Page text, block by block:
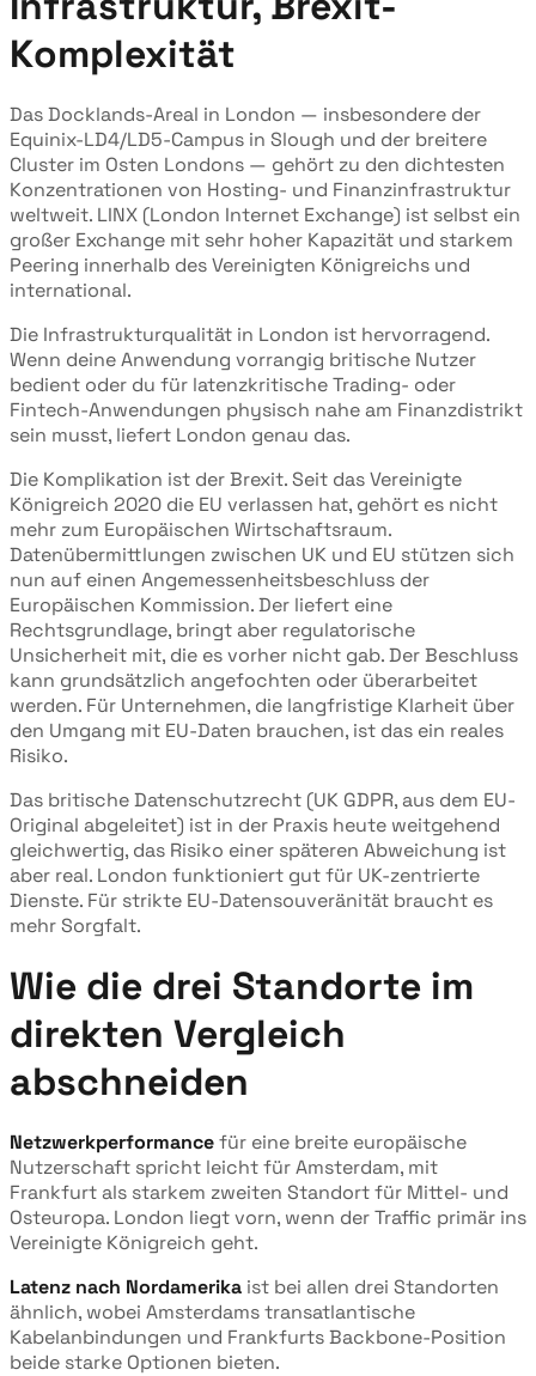
Komplexität
Das Docklands-Areal in London — insbesondere der
Equinix-LD4/LD5-Campus in Slough und der breitere
Cluster im Osten Londons — gehört zu den dichtesten
Konzentrationen von Hosting- und Finanzinfrastruktur
weltweit. LINX (London Internet Exchange) ist selbst ein
großer Exchange mit sehr hoher Kapazität und starkem
Peering innerhalb des Vereinigten Königreichs und
international.
Die Infrastrukturqualität in London ist hervorragend.
Wenn deine Anwendung vorrangig britische Nutzer
bedient oder du für latenzkritische Trading- oder
Fintech-Anwendungen physisch nahe am Finanzdistrikt
sein musst, liefert London genau das.
Die Komplikation ist der Brexit. Seit das Vereinigte
Königreich 2020 die EU verlassen hat, gehört es nicht
mehr zum Europäischen Wirtschaftsraum.
Datenübermittlungen zwischen UK und EU stützen sich
nun auf einen Angemessenheitsbeschluss der
Europäischen Kommission. Der liefert eine
Rechtsgrundlage, bringt aber regulatorische
Unsicherheit mit, die es vorher nicht gab. Der Beschluss
kann grundsätzlich angefochten oder überarbeitet
werden. Für Unternehmen, die langfristige Klarheit über
den Umgang mit EU-Daten brauchen, ist das ein reales
Risiko.
Das britische Datenschutzrecht (UK GDPR, aus dem EU-
Original abgeleitet) ist in der Praxis heute weitgehend
gleichwertig, das Risiko einer späteren Abweichung ist
aber real. London funktioniert gut für UK-zentrierte
Dienste. Für strikte EU-Datensouveränität braucht es
mehr Sorgfalt.
Wie die drei Standorte im
direkten Vergleich
abschneiden
Netzwerkperformancefür eine breite europäische
Nutzerschaft spricht leicht für Amsterdam, mit
Frankfurt als starkem zweiten Standort für Mittel- und
Osteuropa. London liegt vorn, wenn der Traffic primär ins
Vereinigte Königreich geht.
Latenz nach Nordamerika ist bei allen drei Standorten
ähnlich, wobei Amsterdams transatlantische
Kabelanbindungen und Frankfurts Backbone-Position
beide starke Optionen bieten.